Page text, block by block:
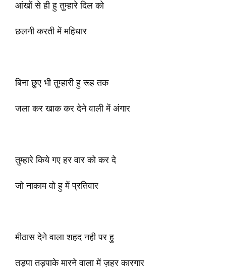
आंखों से ही हु तुम्हारे दिल को
छलनी करती में महिधार
बिना छुए भी तुम्हारी हु रूह तक
जला कर खाक कर देने वाली में अंगार
तुम्हारे किये गए हर वार को कर दे
जो नाकाम वो हु में प्रतिवार
मीठास देने वाला शहद नही पर हु
तड़पा तड़पाके मारने वाला में ज़हर कारगार